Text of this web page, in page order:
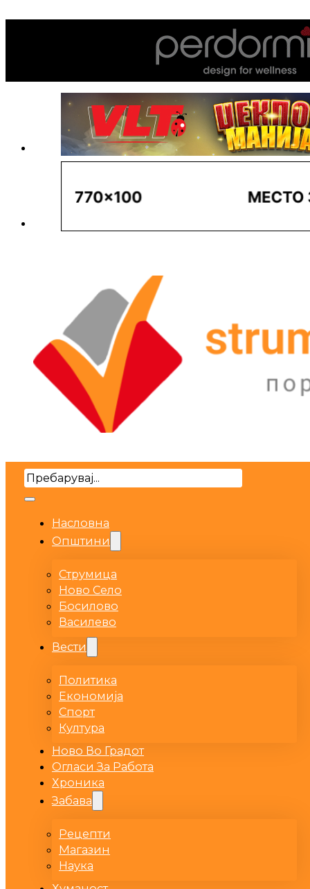
Search
Насловна
Општини
Струмица
Ново Село
Босилово
Василево
Вести
Политика
Економија
Спорт
Култура
Ново Во Градот
Огласи За Работа
Хроника
Забава
Рецепти
Магазин
Наука